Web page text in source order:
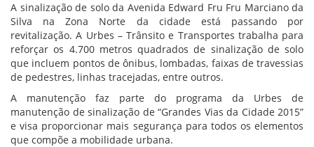
A sinalização de solo da Avenida Edward Fru Fru Marciano da
Silva na Zona Norte da cidade está passando por
revitalização. A Urbes – Trânsito e Transportes trabalha para
reforçar os 4.700 metros quadrados de sinalização de solo
que incluem pontos de ônibus, lombadas, faixas de travessias
de pedestres, linhas tracejadas, entre outros.
A manutenção faz parte do programa da Urbes de
manutenção de sinalização de “Grandes Vias da Cidade 2015”
e visa proporcionar mais segurança para todos os elementos
que compõe a mobilidade urbana.